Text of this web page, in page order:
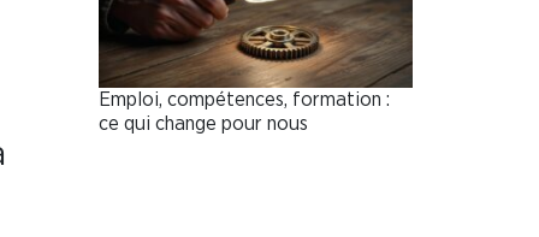
Emploi, compétences, formation :
ce qui change pour nous